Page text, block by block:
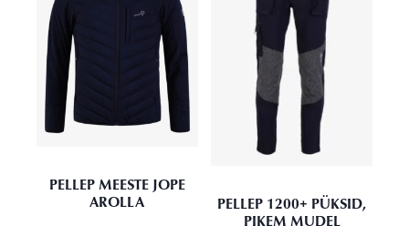
PELLEP MEESTE JOPE
AROLLA
PELLEP 1200+ PÜKSID,
PIKEM MUDEL